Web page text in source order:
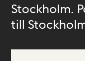
Stockholm.
till